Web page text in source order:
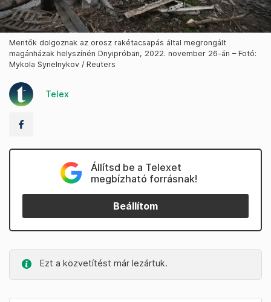
Mentők dolgoznak az orosz rakétacsapás által megrongált
magánházak helyszínén Dnyipróban, 2022. november 26-án – Fotó:
Mykola Synelnykov / Reuters
Telex
Állítsd be a Telexet
megbízható forrásnak!
Beállítom
Ezt a közvetítést már lezártuk.